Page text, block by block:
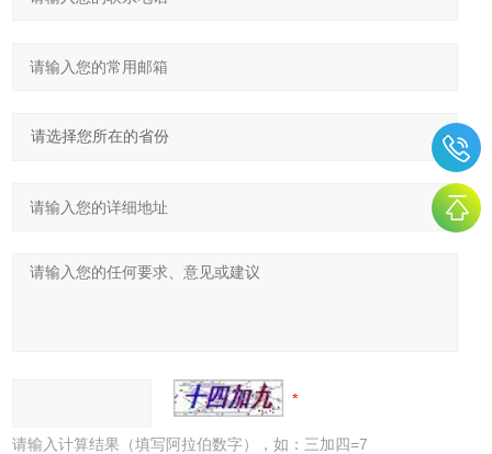
请输入计算结果（填写阿拉伯数字），如：三加四=7